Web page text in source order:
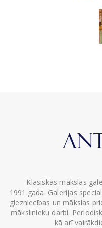
Klasiskās mākslas
1991.gada. Galerijas
glezniecības un mākslas
mākslinieku darbi.
kā arī